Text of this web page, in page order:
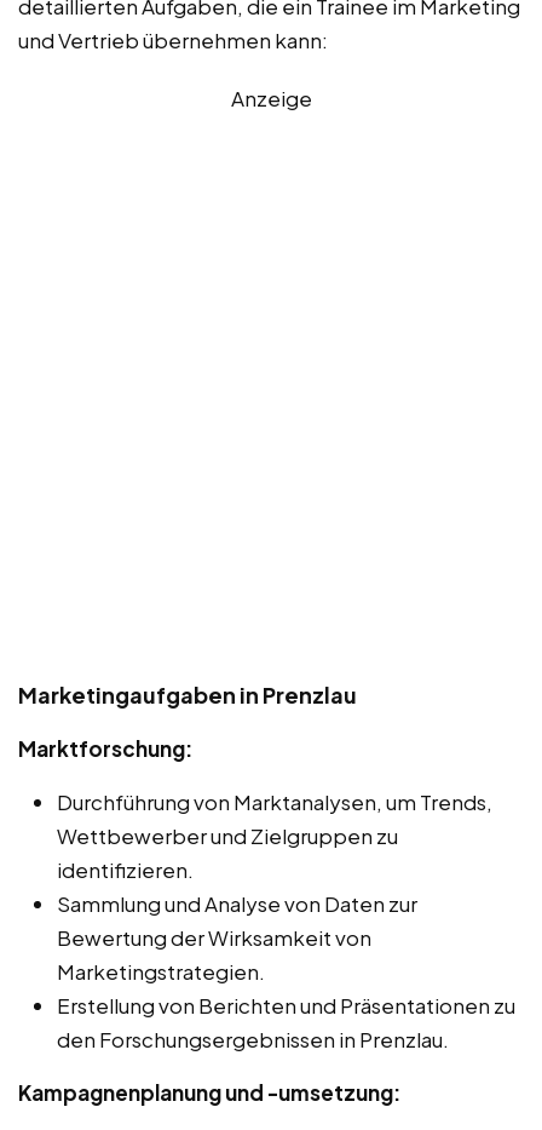
detaillierten Aufgaben, die ein Trainee im Marketing
und Vertrieb übernehmen kann:
Anzeige
Marketingaufgaben in Prenzlau
Marktforschung:
Durchführung von Marktanalysen, um Trends,
Wettbewerber und Zielgruppen zu
identifizieren.
Sammlung und Analyse von Daten zur
Bewertung der Wirksamkeit von
Marketingstrategien.
Erstellung von Berichten und Präsentationen zu
den Forschungsergebnissen in Prenzlau.
Kampagnenplanung und -umsetzung: